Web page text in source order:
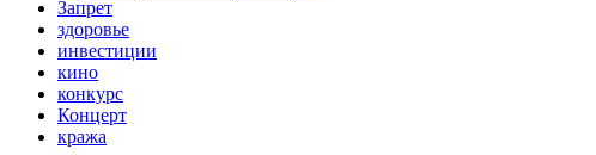
Запрет
здоровье
инвестиции
кино
конкурс
Концерт
кража